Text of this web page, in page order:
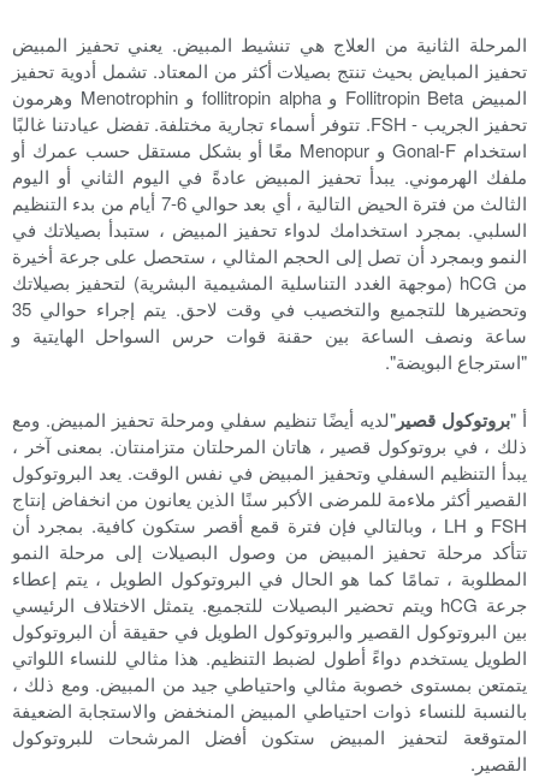
المرحلة الثانية من العلاج هي تنشيط المبيض. يعني تحفيز المبيض
تحفيز المبايض بحيث تنتج بصيلات أكثر من المعتاد. تشمل أدوية تحفيز
المبيض Follitropin Beta و follitropin alpha و Menotrophin وهرمون
تحفيز الجريب - FSH. تتوفر أسماء تجارية مختلفة. تفضل عيادتنا غالبًا
استخدام Gonal-F و Menopur معًا أو بشكل مستقل حسب عمرك أو
ملفك الهرموني. يبدأ تحفيز المبيض عادةً في اليوم الثاني أو اليوم
الثالث من فترة الحيض التالية ، أي بعد حوالي 6-7 أيام من بدء التنظيم
السلبي. بمجرد استخدامك لدواء تحفيز المبيض ، ستبدأ بصيلاتك في
النمو وبمجرد أن تصل إلى الحجم المثالي ، ستحصل على جرعة أخيرة
من hCG (موجهة الغدد التناسلية المشيمية البشرية) لتحفيز بصيلاتك
وتحضيرها للتجميع والتخصيب في وقت لاحق. يتم إجراء حوالي 35
ساعة ونصف الساعة بين حقنة قوات حرس السواحل الهايتية و
"استرجاع البويضة".
أ "بروتوكول قصير"لديه أيضًا تنظيم سفلي ومرحلة تحفيز المبيض. ومع
ذلك ، في بروتوكول قصير ، هاتان المرحلتان متزامنتان. بمعنى آخر ،
يبدأ التنظيم السفلي وتحفيز المبيض في نفس الوقت. يعد البروتوكول
القصير أكثر ملاءمة للمرضى الأكبر سنًا الذين يعانون من انخفاض إنتاج
FSH و LH ، وبالتالي فإن فترة قمع أقصر ستكون كافية. بمجرد أن
تتأكد مرحلة تحفيز المبيض من وصول البصيلات إلى مرحلة النمو
المطلوبة ، تمامًا كما هو الحال في البروتوكول الطويل ، يتم إعطاء
جرعة hCG ويتم تحضير البصيلات للتجميع. يتمثل الاختلاف الرئيسي
بين البروتوكول القصير والبروتوكول الطويل في حقيقة أن البروتوكول
الطويل يستخدم دواءً أطول لضبط التنظيم. هذا مثالي للنساء اللواتي
يتمتعن بمستوى خصوبة مثالي واحتياطي جيد من المبيض. ومع ذلك ،
بالنسبة للنساء ذوات احتياطي المبيض المنخفض والاستجابة الضعيفة
المتوقعة لتحفيز المبيض ستكون أفضل المرشحات للبروتوكول
القصير.